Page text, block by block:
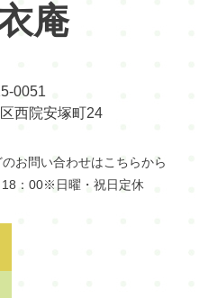
庵
0051
西院安塚町24
お問い合わせはこちらから
：00※日曜・祝日定休